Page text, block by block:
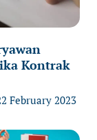
Kontrak
February 2023